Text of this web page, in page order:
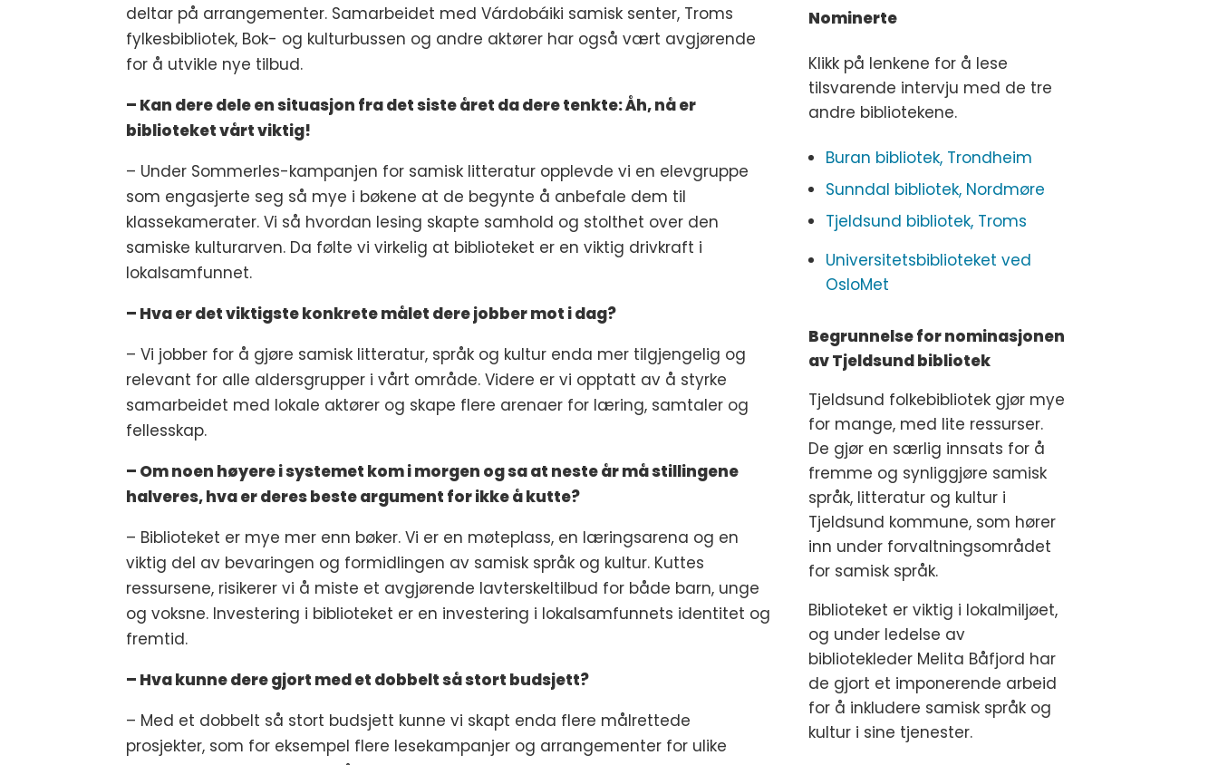
Nominerte
Klikk på lenkene for å lese
tilsvarende intervju med de tre
andre bibliotekene.
Buran bibliotek, Trondheim
Sunndal bibliotek, Nordmøre
Tjeldsund bibliotek, Troms
Universitetsbiblioteket ved
OsloMet
Begrunnelse for nominasjonen
av Tjeldsund bibliotek
Tjeldsund folkebibliotek gjør mye
for mange, med lite ressurser.
De gjør en særlig innsats for å
fremme og synliggjøre samisk
språk, litteratur og kultur i
Tjeldsund kommune, som hører
inn under forvaltningsområdet
for samisk språk.
Biblioteket er viktig i lokalmiljøet,
og under ledelse av
bibliotekleder Melita Båfjord har
de gjort et imponerende arbeid
for å inkludere samisk språk og
kultur i sine tjenester.
deltar på arrangementer. Samarbeidet med Várdobáiki samisk senter, Troms
fylkesbibliotek, Bok- og kulturbussen og andre aktører har også vært avgjørende
for å utvikle nye tilbud.
– Kan dere dele en situasjon fra det siste året da dere tenkte: Åh, nå er
biblioteket vårt viktig!
– Under Sommerles-kampanjen for samisk litteratur opplevde vi en elevgruppe
som engasjerte seg så mye i bøkene at de begynte å anbefale dem til
klassekamerater. Vi så hvordan lesing skapte samhold og stolthet over den
samiske kulturarven. Da følte vi virkelig at biblioteket er en viktig drivkraft i
lokalsamfunnet.
– Hva er det viktigste konkrete målet dere jobber mot i dag?
– Vi jobber for å gjøre samisk litteratur, språk og kultur enda mer tilgjengelig og
relevant for alle aldersgrupper i vårt område. Videre er vi opptatt av å styrke
samarbeidet med lokale aktører og skape flere arenaer for læring, samtaler og
fellesskap.
– Om noen høyere i systemet kom i morgen og sa at neste år må stillingene
halveres, hva er deres beste argument for ikke å kutte?
– Biblioteket er mye mer enn bøker. Vi er en møteplass, en læringsarena og en
viktig del av bevaringen og formidlingen av samisk språk og kultur. Kuttes
ressursene, risikerer vi å miste et avgjørende lavterskeltilbud for både barn, unge
og voksne. Investering i biblioteket er en investering i lokalsamfunnets identitet og
fremtid.
– Hva kunne dere gjort med et dobbelt så stort budsjett?
– Med et dobbelt så stort budsjett kunne vi skapt enda flere målrettede
prosjekter, som for eksempel flere lesekampanjer og arrangementer for ulike